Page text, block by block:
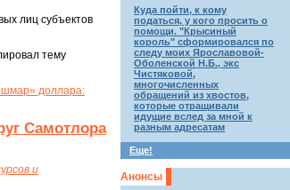
лиц субъектов
тему
доллара:
Самотлора
и
Куда пойти, к кому
податься, у кого просить о
помощи. "Крысиный
король" сформировался по
следу моих Ярославовой-
Оболенской Н.Б., экс
Чистяковой,
многочисленных
обращений из хвостов,
которые отращивали
идущие вслед за мной к
разным адресатам
Еще!
Анонсы